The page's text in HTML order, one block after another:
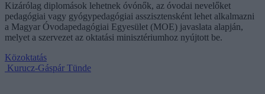
Kizárólag diplomások lehetnek óvónők, az óvodai nevelőket
pedagógiai vagy gyógypedagógiai asszisztensként lehet alkalmazni
a Magyar Óvodapedagógiai Egyesület (MOE) javaslata alapján,
melyet a szervezet az oktatási minisztériumhoz nyújtott be.
Közoktatás
Kurucz-Gáspár Tünde